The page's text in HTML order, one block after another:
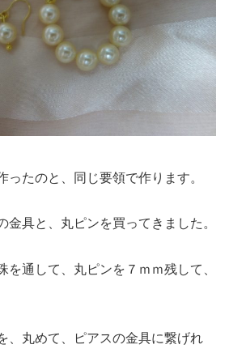
ったのと、同じ要領で作ります。
金具と、丸ピンを買ってきました。
を通して、丸ピンを７ｍｍ残して、
、丸めて、ピアスの金具に繋げれ